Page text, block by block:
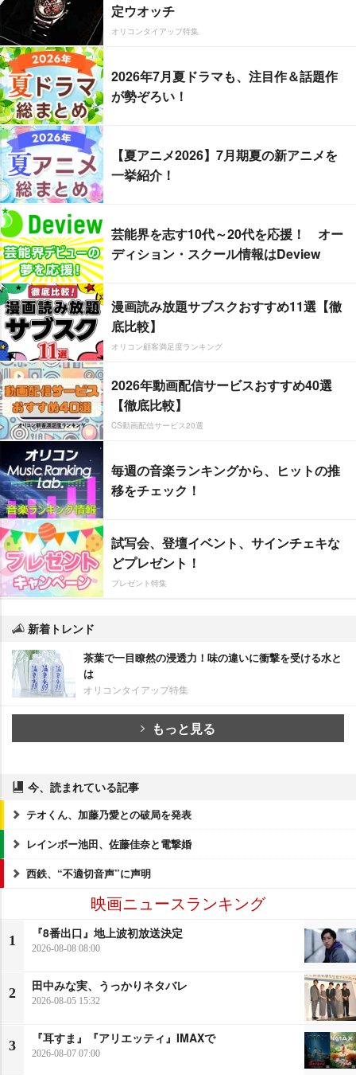
定ウオッチ
オリコンタイアップ特集
2026年7月夏ドラマも、注目作＆話題作
が勢ぞろい！
【夏アニメ2026】7月期夏の新アニメを
一挙紹介！
芸能界を志す10代～20代を応援！ オー
ディション・スクール情報はDeview
漫画読み放題サブスクおすすめ11選【徹
底比較】
オリコン顧客満足度ランキング
2026年動画配信サービスおすすめ40選
【徹底比較】
CS動画配信サービス20選
毎週の音楽ランキングから、ヒットの推
移をチェック！
試写会、登壇イベント、サインチェキな
どプレゼント！
プレゼント特集
新着トレンド
茶葉で一目瞭然の浸透力！味の違いに衝撃を受ける水と
は
オリコンタイアップ特集
もっと見る
今、読まれている記事
テオくん、加藤乃愛との破局を発表
レインボー池田、佐藤佳奈と電撃婚
西鉄、“不適切音声”に声明
映画ニュースランキング
1
『8番出口』地上波初放送決定
2026-08-08 08:00
2
田中みな実、うっかりネタバレ
2026-08-05 15:32
3
『耳すま』『アリエッティ』IMAXで
2026-08-07 07:00